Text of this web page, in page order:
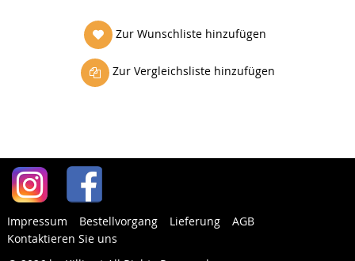
Zur Wunschliste hinzufügen
Zur Vergleichsliste hinzufügen
Impressum Bestellvorgang Lieferung
AGB
Kontaktieren Sie uns